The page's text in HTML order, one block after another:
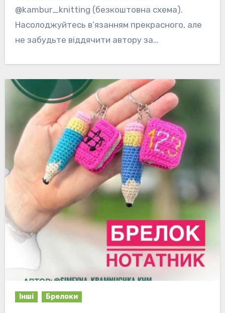
@kambur_knitting (безкоштовна схема).
Насолоджуйтесь в’язанням прекрасного, але
не забудьте віддячити автору за…
Інші Брелоки